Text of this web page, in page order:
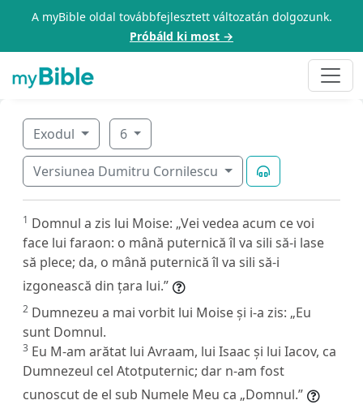
A myBible oldal továbbfejlesztett változatán dolgozunk.
Próbáld ki most →
Exodul 6
Versiunea Dumitru Cornilescu
1 Domnul a zis lui Moise: „Vei vedea acum ce voi
face lui faraon: o mână puternică îl va sili să-i lase
să plece; da, o mână puternică îl va sili să-i
izgonească din țara lui.”
2 Dumnezeu a mai vorbit lui Moise și i-a zis: „Eu
sunt Domnul.
3 Eu M-am arătat lui Avraam, lui Isaac și lui Iacov, ca
Dumnezeul cel Atotputernic; dar n-am fost
cunoscut de el sub Numele Meu ca „Domnul.”